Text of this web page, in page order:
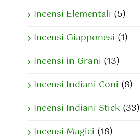
Incensi Elementali (5)
Incensi Giapponesi (1)
Incensi in Grani (13)
Incensi Indiani Coni (8)
Incensi Indiani Stick (33)
Incensi Magici (18)